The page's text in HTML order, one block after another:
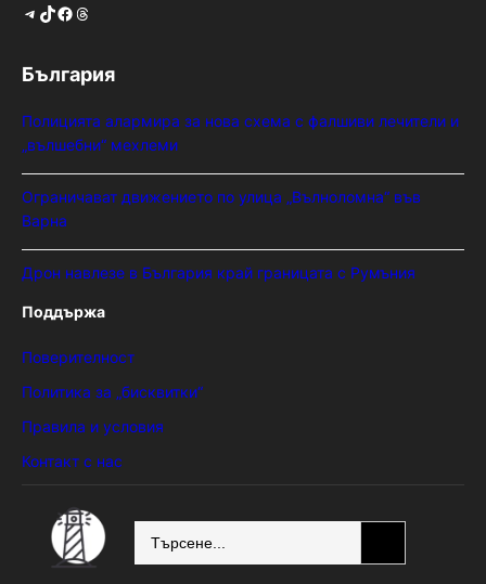
Telegram TikTok Facebook Threads
България
Полицията алармира за нова схема с фалшиви лечители и
„вълшебни“ мехлеми
Ограничават движението по улица „Вълноломна“ във
Варна
Дрон навлезе в България край границата с Румъния
Поддържа
Поверителност
Политика за „бисквитки“
Правила и условия
Контакт с нас